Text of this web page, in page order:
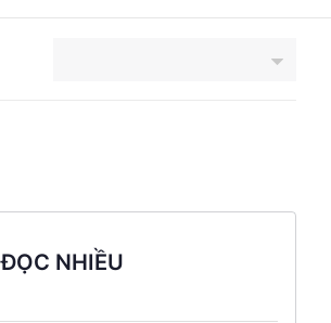
ĐỌC NHIỀU